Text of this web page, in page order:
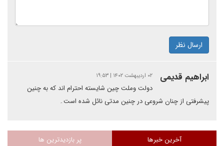
ارسال نظر
ابراهیم قدیمی ۰۲ اردیبهشت ۱۴۰۲ | ۱۹:۵۳
دولت وملت چین شایسته احترام اند که به چنین
پیشرفتی از چنان شروعی در چنین مدتی نائل شده است۔
آخرین خبرها پر بازدیدترین ها